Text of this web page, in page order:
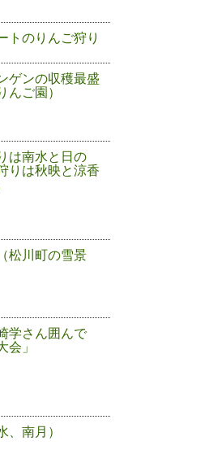
トのりんご狩り
ゲンの収穫最盛
んご園）
は南水と日の
りは秋映と涼香
松川町の雪景
学さん囲んで
会」
、南月）